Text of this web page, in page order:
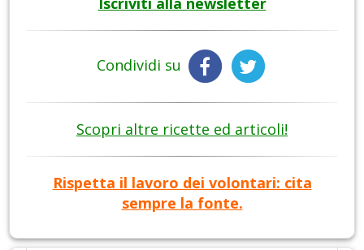
Condividi su
Scopri altre ricette ed articoli!
Rispetta il lavoro dei volontari: cita
sempre la fonte.